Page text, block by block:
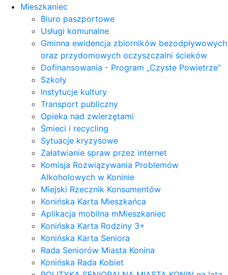
Mieszkaniec
Biuro paszportowe
Usługi komunalne
Gminna ewidencja zbiorników bezodpływowych
oraz przydomowych oczyszczalni ścieków
Dofinansowania - Program „Czyste Powietrze”
Szkoły
Instytucje kultury
Transport publiczny
Opieka nad zwierzętami
Śmieci i recycling
Sytuacje kryzysowe
Załatwianie spraw przez internet
Komisja Rozwiązywania Problemów
Alkoholowych w Koninie
Miejski Rzecznik Konsumentów
Konińska Karta Mieszkańca
Aplikacja mobilna mMieszkaniec
Konińska Karta Rodziny 3+
Konińska Karta Seniora
Rada Seniorów Miasta Konina
Konińska Rada Kobiet